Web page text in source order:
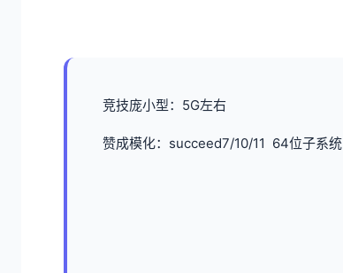
竞技庞小型：5G左右
赞成模化：succeed7/10/11 64位子系统